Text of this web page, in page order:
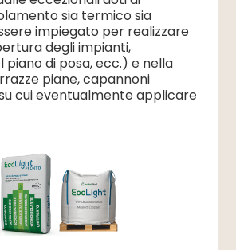
sia termico sia
impiegato per realizzare
degli impianti,
piano di posa, ecc.) e nella
piane, capannoni
cui eventualmente applicare